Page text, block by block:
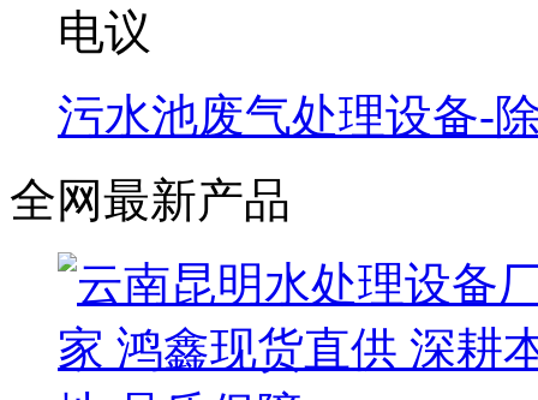
电议
污水池废气处理设备-
全网最新产品